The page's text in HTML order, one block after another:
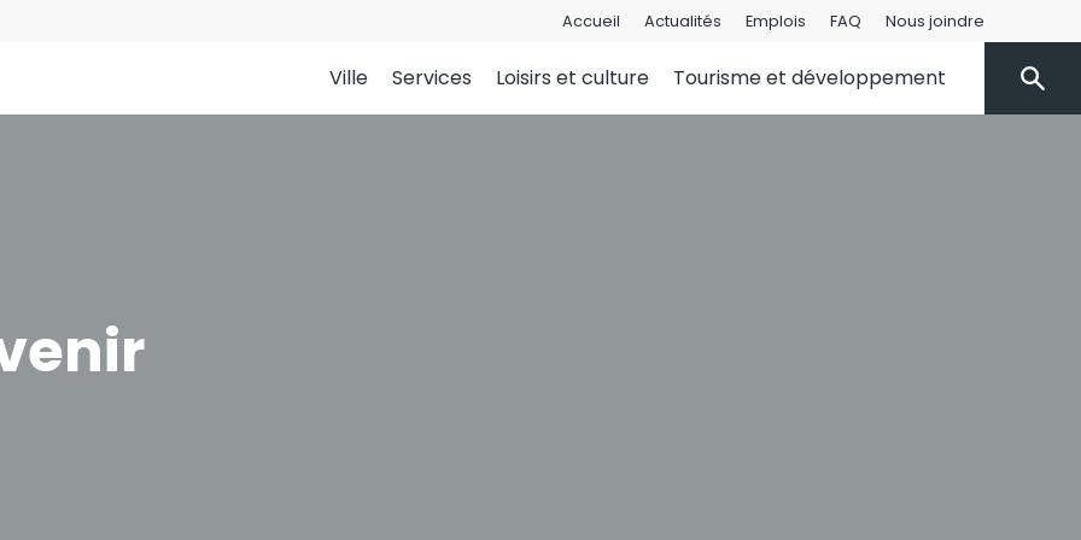
Accueil Actualités Emplois FAQ Nous joindre
Ville Services Loisirs et culture Tourisme et développement